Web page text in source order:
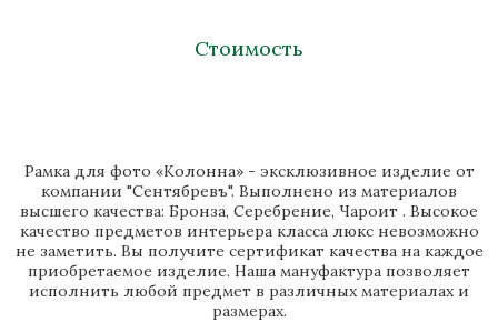
Стоимость
Рамка для фото «Колонна» - эксклюзивное изделие от
компании "Сентябревъ". Выполнено из материалов
высшего качества: Бронза, Серебрение, Чароит . Высокое
качество предметов интерьера класса люкс невозможно
не заметить. Вы получите сертификат качества на каждое
приобретаемое изделие. Наша мануфактура позволяет
исполнить любой предмет в различных материалах и
размерах.